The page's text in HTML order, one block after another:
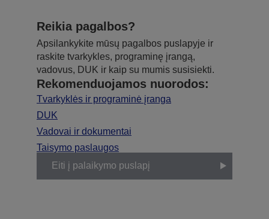
Reikia pagalbos?
Apsilankykite mūsų pagalbos puslapyje ir
raskite tvarkykles, programinę įrangą,
vadovus, DUK ir kaip su mumis susisiekti.
Rekomenduojamos nuorodos:
Tvarkyklės ir programinė įranga
DUK
Vadovai ir dokumentai
Taisymo paslaugos
Eiti į palaikymo puslapį